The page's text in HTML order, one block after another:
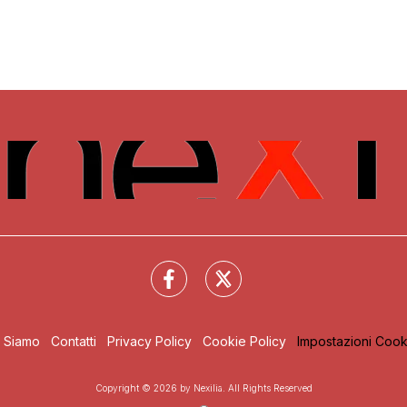
Siamo Contatti Privacy Policy Cookie Policy Impostazioni
Copyright © 2026 by Nexilia. All Rights Reserved